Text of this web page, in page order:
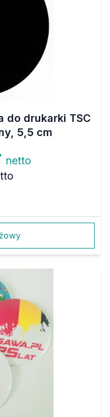
do drukarki TSC
5,5 cm
netto